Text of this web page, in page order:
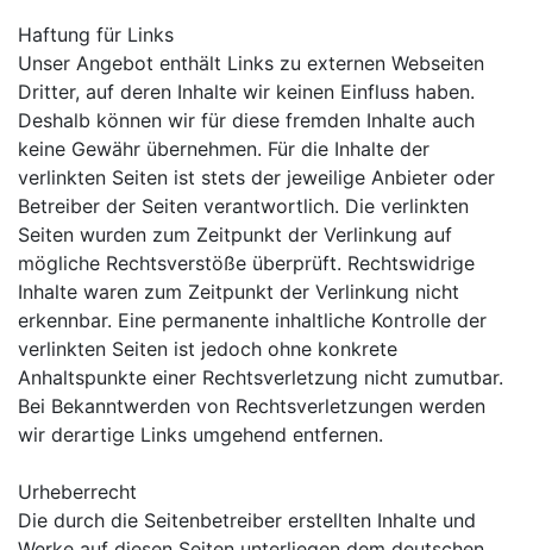
Haftung für Links
Unser Angebot enthält Links zu externen Webseiten
Dritter, auf deren Inhalte wir keinen Einfluss haben.
Deshalb können wir für diese fremden Inhalte auch
keine Gewähr übernehmen. Für die Inhalte der
verlinkten Seiten ist stets der jeweilige Anbieter oder
Betreiber der Seiten verantwortlich. Die verlinkten
Seiten wurden zum Zeitpunkt der Verlinkung auf
mögliche Rechtsverstöße überprüft. Rechtswidrige
Inhalte waren zum Zeitpunkt der Verlinkung nicht
erkennbar. Eine permanente inhaltliche Kontrolle der
verlinkten Seiten ist jedoch ohne konkrete
Anhaltspunkte einer Rechtsverletzung nicht zumutbar.
Bei Bekanntwerden von Rechtsverletzungen werden
wir derartige Links umgehend entfernen.
Urheberrecht
Die durch die Seitenbetreiber erstellten Inhalte und